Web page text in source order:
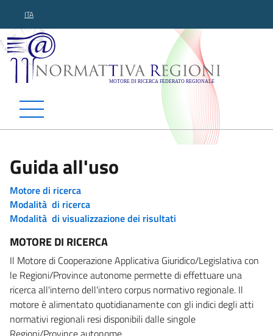
ITA
Normattiva Regioni -
Guida all'uso
Motore di ricerca
Modalità di ricerca
Modalità di visualizzazione dei risultati
MOTORE DI RICERCA
Il Motore di Cooperazione Applicativa Giuridico/Legislativa con
le Regioni/Province autonome permette di effettuare una
ricerca all'interno dell'intero corpus normativo regionale. Il
motore è alimentato quotidianamente con gli indici degli atti
normativi regionali resi disponibili dalle singole